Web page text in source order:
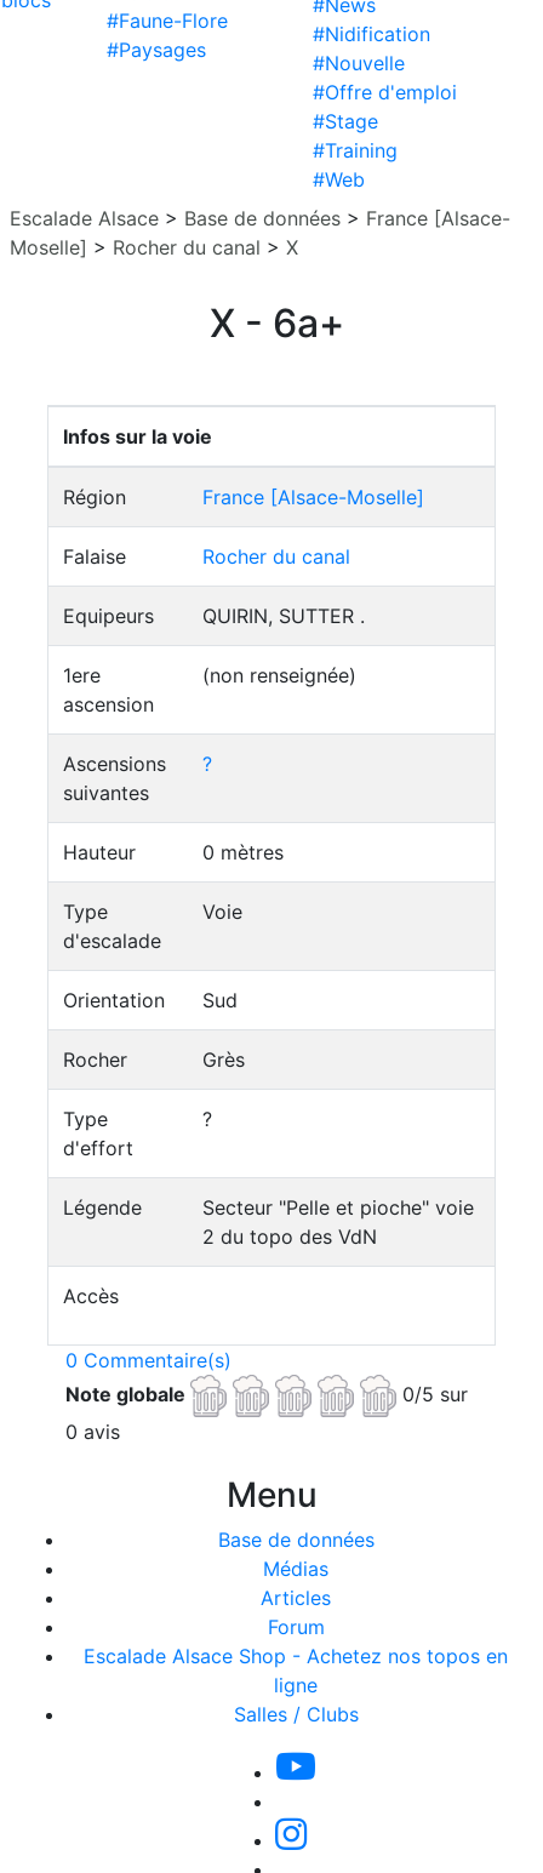
#Faune-Flore
#Paysages
#News
#Nidification
#Nouvelle
#Offre d'emploi
#Stage
#Training
#Web
Escalade Alsace > Base de données > France [Alsace-
Moselle] > Rocher du canal > X
X - 6a+
Infos sur la voie
Région France [Alsace-Moselle]
Falaise Rocher du canal
Equipeurs QUIRIN, SUTTER .
1ere
ascension
(non renseignée)
Ascensions
suivantes
?
Hauteur 0 mètres
Type
d'escalade
Voie
Orientation Sud
Rocher Grès
Type
d'effort
?
Légende
Secteur "Pelle et pioche" voie
2 du topo des VdN
Accès
0 Commentaire(s)
Note globale
0/5 sur
0 avis
Menu
Base de données
Médias
Articles
Forum
Escalade Alsace Shop - Achetez nos topos en
ligne
Salles / Clubs